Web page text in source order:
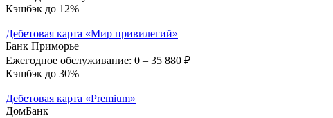
Кэшбэк до 12%
Дебетовая карта «Мир привилегий»
Банк Приморье
Ежегодное обслуживание: 0 – 35 880 ₽
Кэшбэк до 30%
Дебетовая карта «Premium»
ДомБанк